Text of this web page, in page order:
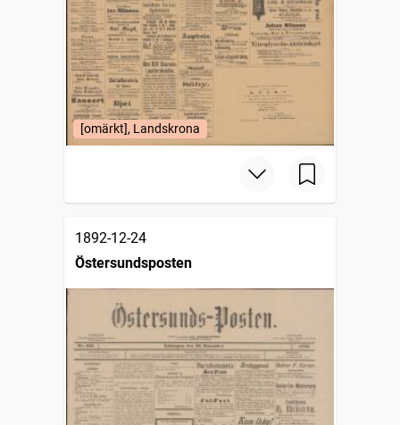
[omärkt], Landskrona
1892-12-24
Östersundsposten